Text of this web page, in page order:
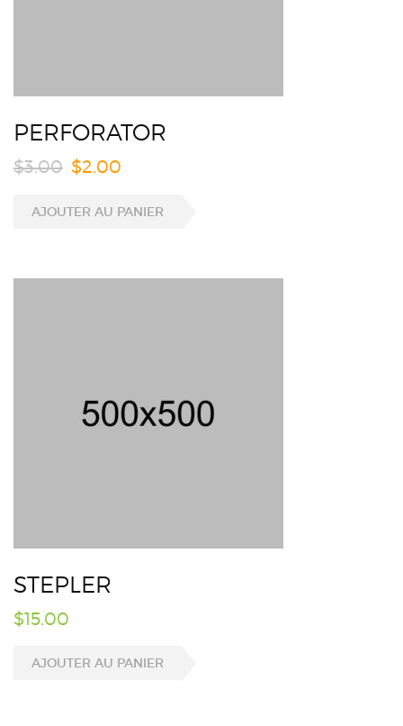
PERFORATOR
$3.00 $2.00
AJOUTER AU PANIER
STEPLER
$15.00
AJOUTER AU PANIER